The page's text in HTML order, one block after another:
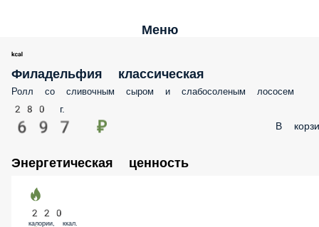
Меню
Филадельфия классическая
Ролл со сливочным сыром и слабосоленым лососем
280 г.
697 ₽ В
Энергетическая ценность
220
калории, ккал.